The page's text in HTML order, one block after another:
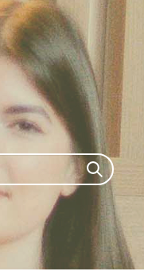
Search